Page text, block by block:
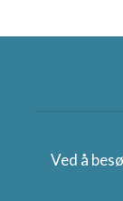
Ved å